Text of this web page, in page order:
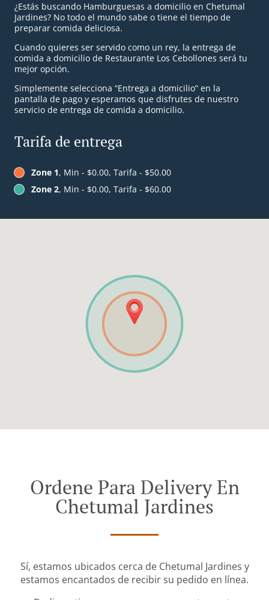
¿Estás buscando Hamburguesas a domicilio en Chetumal
Jardines? No todo el mundo sabe o tiene el tiempo de
preparar comida deliciosa.
Cuando quieres ser servido como un rey, la entrega de
comida a domicilio de Restaurante Los Cebollones será tu
mejor opción.
Simplemente selecciona “Entrega a domicilio” en la
pantalla de pago y esperamos que disfrutes de nuestro
servicio de entrega de comida a domicilio.
Tarifa de entrega
Zone 1, Min - $0.00, Tarifa - $50.00
Zone 2, Min - $0.00, Tarifa - $60.00
Ordene Para Delivery En
Chetumal Jardines
Sí, estamos ubicados cerca de Chetumal Jardines y
estamos encantados de recibir su pedido en línea.